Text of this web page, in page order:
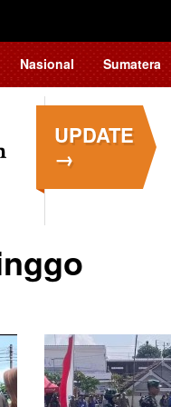
Nasional Sumatera
UPDATE
→